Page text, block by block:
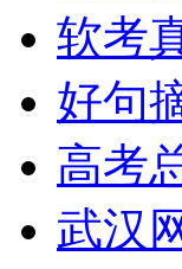
软考
好句
高考
武汉